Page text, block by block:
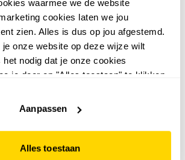
waarmee we de website
cookies laten we jou
zien. Alles is dus op jou afgestemd.
je onze website op deze wijze wilt
nodig dat je onze cookies
je door op "Alles toestaan" te klikken.
functioneert.
Aanpassen
Alles toestaan